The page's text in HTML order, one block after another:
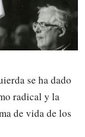
se ha dado
radical y la
de vida de los